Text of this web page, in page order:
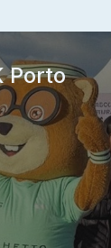
Porto